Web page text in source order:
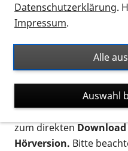
Auf dieser Seite finden
Ort. Nutzen Sie den
nach Flyern und
suchen. Die meisten
verschiedenen
postalischen
zum direktenDownload
Hörversion. Bitte
Datenschutzerklärung.
Impressum.
Alle
Auswahl